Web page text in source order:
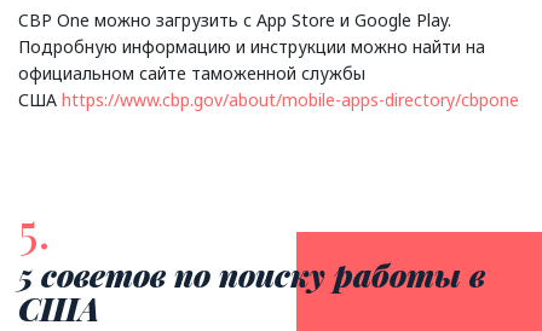
CBP One можно загрузить с App Store и Google Play.
Подробную информацию и инструкции можно найти на
официальном сайте таможенной службы
США https://www.cbp.gov/about/mobile-apps-directory/cbpone
5.
5 советов по поиску работы в
США